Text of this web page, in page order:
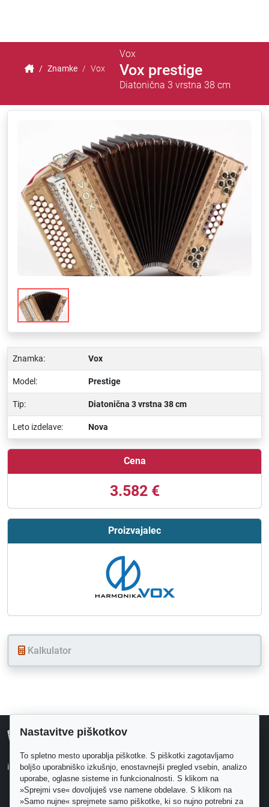
Vox
Vox prestige
Diatonična 3 vrstna 38 cm
Znamke Vox
Znamka: Vox
Model: Prestige
Tip: Diatonična 3 vrstna 38 cm
Leto izdelave: Nova
Cena
3.582 €
Proizvajalec
Kalkulator
info@svetharmonik.com
Proizvajalci
Šole
Nastavitve piškotkov
To spletno mesto uporablja piškotke. S piškotki zagotavljamo
boljšo uporabniško izkušnjo, enostavnejši pregled vsebin, analizo
uporabe, oglasne sisteme in funkcionalnosti. S klikom na
»Sprejmi vse« dovoljuješ vse namene obdelave. S klikom na
»Samo nujne« sprejmete samo piškotke, ki so nujno potrebni za